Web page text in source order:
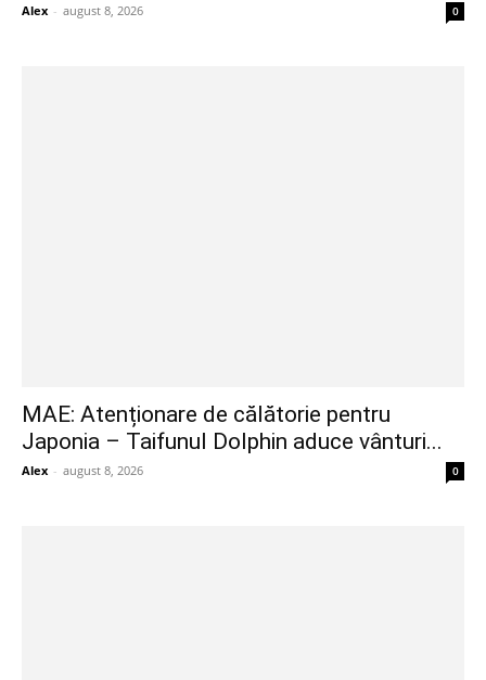
Alex - august 8, 2026 0
MAE: Atenționare de călătorie pentru
Japonia – Taifunul Dolphin aduce vânturi...
Alex - august 8, 2026 0